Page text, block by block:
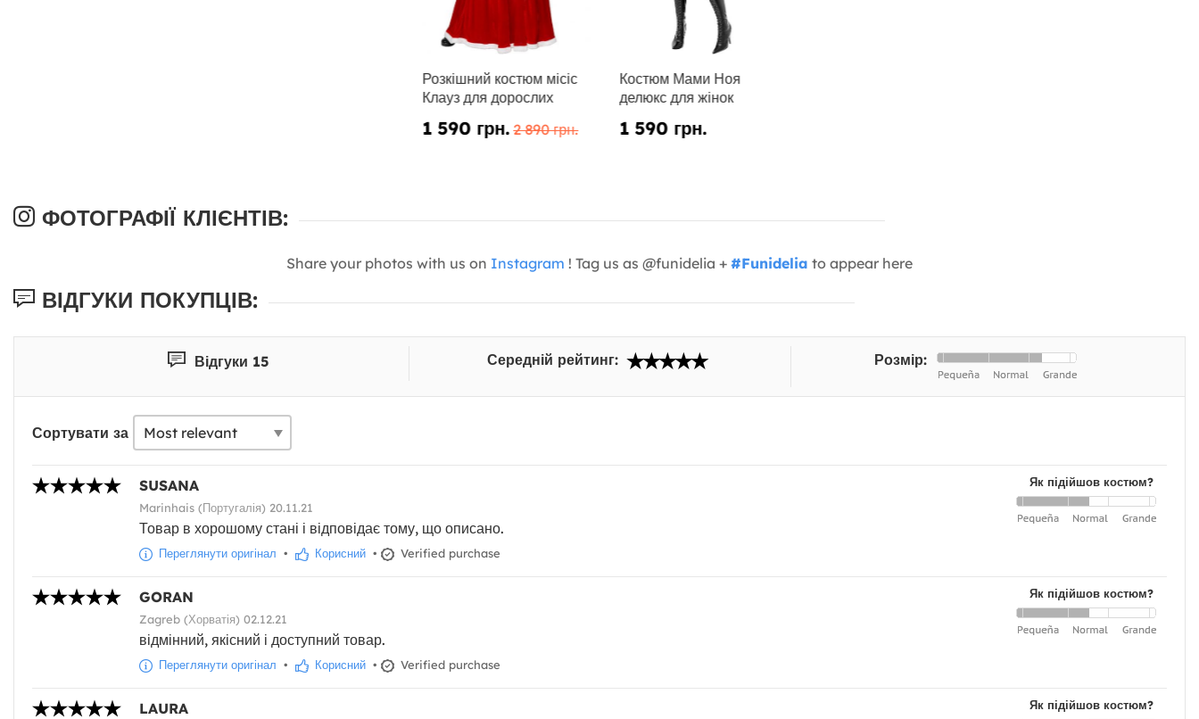
Розкішний костюм місіс
Клауз для дорослих
1 590 грн. 2 890 грн.
Костюм Мами Ноя
делюкс для жінок
1 590 грн.
ФОТОГРАФІЇ КЛІЄНТІВ:
Share your photos with us on Instagram ! Tag us as @funidelia + #Funidelia to appear here
ВІДГУКИ ПОКУПЦІВ:
Відгуки 15 Середній рейтинг: Розмір:
Сортувати за
Як підійшов костюм?
SUSANA
Marinhais (Португалія) 20.11.21
Товар в хорошому стані і відповідає тому, що описано.
Переглянути оригінал • Корисний • Verified purchase
Як підійшов костюм?
GORAN
Zagreb (Хорватія) 02.12.21
відмінний, якісний і доступний товар.
Переглянути оригінал • Корисний • Verified purchase
Як підійшов костюм?
LAURA